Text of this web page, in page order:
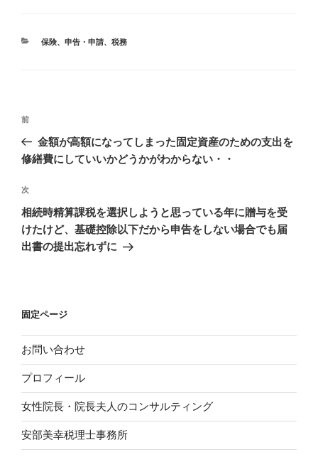
カ
保険、 申告・申請、 税務
投
ナ
ゲ
ー
シ
ョ
前
の
投
前
金額が高額になってしまった固定資産のための支出を
修繕費にしていいかどうかがわからない・・
次
の
投
稿
次
相続時精算課税を選択しようと思っている年に贈与を受
けたけど、基礎控除以下だから申告をしない場合でも届
出書の提出忘れずに
固定ページ
お問い合わせ
プロフィール
女性院長・院長夫人のコンサルティング
安部美幸税理士事務所